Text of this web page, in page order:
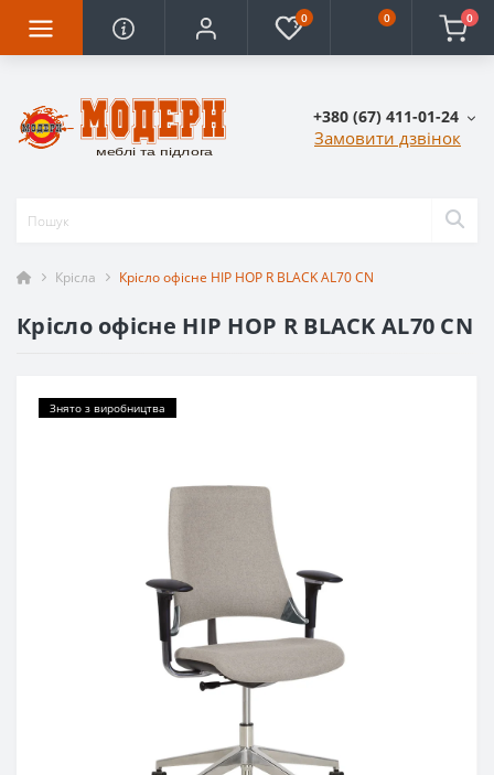
0 0 0
+380 (67) 411-01-24
Замовити дзвінок
Крісла Крісло офісне HIP HOP R BLACK AL70 CN
Крісло офісне HIP HOP R BLACK AL70 CN
Знято з виробництва